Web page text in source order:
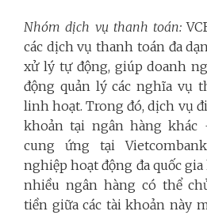
Nhóm dịch vụ thanh toán:
các dịch vụ thanh toán đa
xử lý tự động, giúp doanh
động quản lý các nghĩa vụ
linh hoạt. Trong đó, dịch vụ
khoản tại ngân hàng khác
cung ứng tại
nghiệp hoạt động đa quốc
nhiều ngân hàng có thể
tiền giữa các tài khoản này